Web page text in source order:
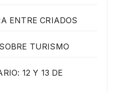
ENTRE CRIADOS
TURISMO
12 Y 13 DE